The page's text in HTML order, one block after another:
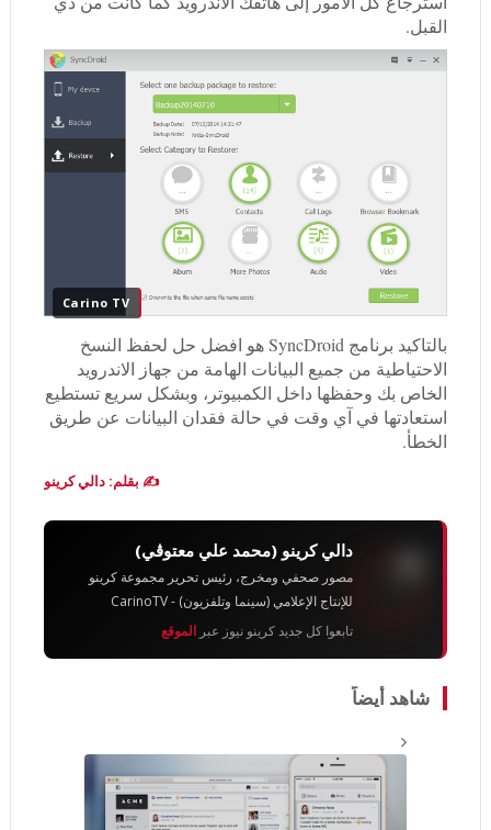
القبل.
Carino TV
بالتاكيد برنامج SyncDroid هو افضل حل لحفظ النسخ
الاحتياطية من جميع البيانات الهامة من جهاز الاندرويد
الخاص بك وحفظها داخل الكمبيوتر، وبشكل سريع تستطيع
استعادتها في آي وقت في حالة فقدان البيانات عن طريق
الخطأ.
✍️ بقلم: دالي كرينو
دالي كرينو (محمد علي معتوڨي)
مصور صحفي ومخرج، رئيس تحرير مجموعة كرينو
للإنتاج الإعلامي (سينما وتلفزيون) - CarinoTV
تابعوا كل جديد كرينو نيوز عبر الموقع
شاهد أيضاً